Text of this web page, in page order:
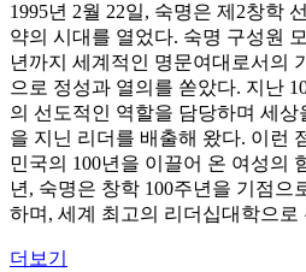
1995년 2월 22일, 숙명은 제2창학
약의 시대를 열었다. 숙명 구성원
년까지 세계적인 명문여대로서의
으로 정성과 열의를 쏟았다. 지난
의 선도적인 역할을 담당하며 세
을 지닌 리더를 배출해 왔다. 이런
민국의 100년을 이끌어 온 여성의
년, 숙명은 창학 100주년을 기점으
하며, 세계 최고의 리더십대학으로
더보기